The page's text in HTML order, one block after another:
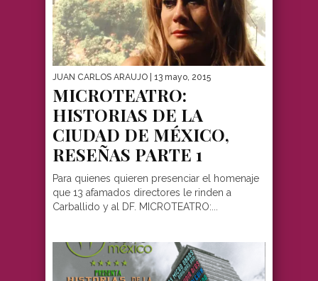
JUAN CARLOS ARAUJO | 13 mayo, 2015
MICROTEATRO:
HISTORIAS DE LA
CIUDAD DE MÉXICO,
RESEÑAS PARTE 1
Para quienes quieren presenciar el homenaje
que 13 afamados directores le rinden a
Carballido y al DF. MICROTEATRO:...